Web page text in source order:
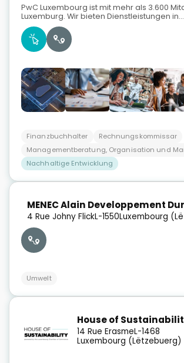
PwC Luxembourg ist mit mehr als 3.600
Luxemburg. Wir bieten Dienstleistungen in...
Finanzbuchhalter
Rechnungskommissar
Managementberatung, Organisation und
Nachhaltige Entwicklung
MENEC Alain Developpement
4 Rue Johny FlickL-1550Luxembourg
Umwelt
House of
14 Rue ErasmeL-1468
Luxembourg (Lëtzebuerg)